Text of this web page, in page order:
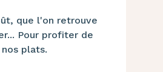
que l'on retrouve
Pour profiter de
plats.